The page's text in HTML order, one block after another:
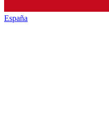
España